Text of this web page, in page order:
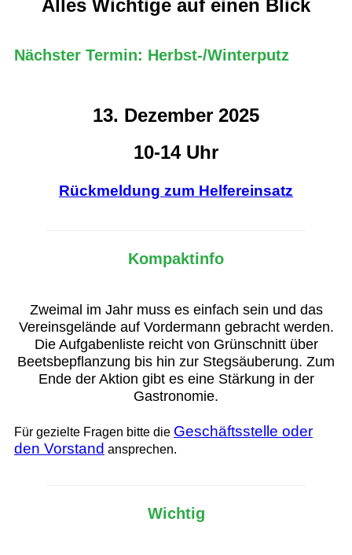
Alles Wichtige auf einen Blick
Nächster Termin: Herbst-/Winterputz
13. Dezember 2025
10-14 Uhr
Rückmeldung zum Helfereinsatz
Kompaktinfo
Zweimal im Jahr muss es einfach sein und das
Vereinsgelände auf Vordermann gebracht werden.
Die Aufgabenliste reicht von Grünschnitt über
Beetsbepflanzung bis hin zur Stegsäuberung. Zum
Ende der Aktion gibt es eine Stärkung in der
Gastronomie.
Für gezielte Fragen bitte die Geschäftsstelle oder
den Vorstand ansprechen.
Wichtig